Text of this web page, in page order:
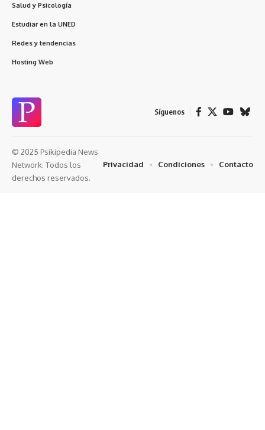
Salud y Psicología
Estudiar en la UNED
Redes y tendencias
Hosting Web
Síguenos
© 2025 Psikipedia News
Network. Todos los
derechos reservados.
Privacidad Condiciones Contacto